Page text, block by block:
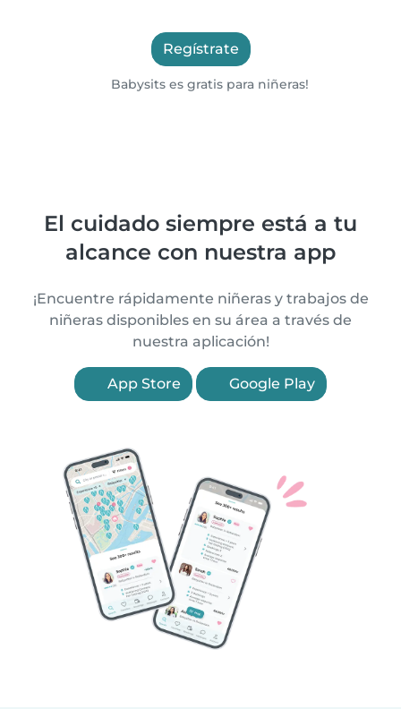
Regístrate
Babysits es gratis para niñeras!
El cuidado siempre está a tu
alcance con nuestra app
¡Encuentre rápidamente niñeras y trabajos de
niñeras disponibles en su área a través de
nuestra aplicación!
App Store Google Play